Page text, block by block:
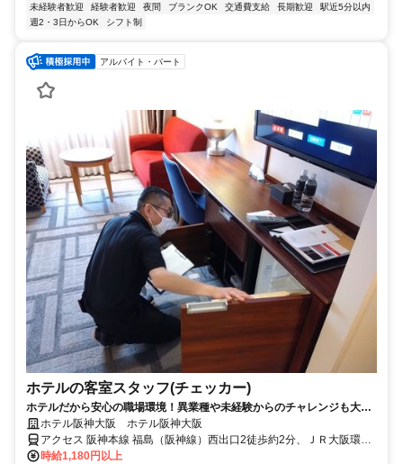
未経験者歓迎
経験者歓迎 夜間 ブランクOK 交通費支給 長期歓迎
駅近5分以内
週2・3日からOK
シフト制
アルバイト・パート
ホテルの客室スタッフ(チェッカー)
ホテルだから安心の職場環境！異業種や未経験からのチャレンジも大歓
迎！ホテル阪神大阪 ホテル阪神大阪
アクセス 阪神本線 福島（阪神線）西出口2徒歩約2分、ＪＲ大阪環状
線 福島（大阪環状線）徒歩約2分、ＪＲ東西線/ＪＲ福知山線〔宝塚
時給1,180円以上